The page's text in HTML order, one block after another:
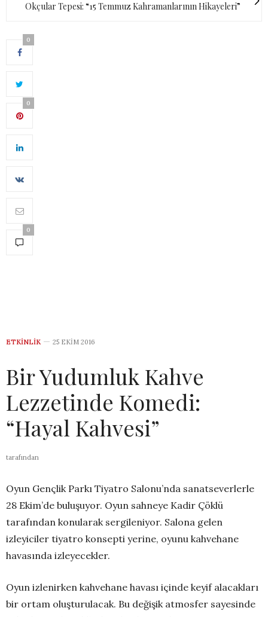
Okçular Tepesi: “15 Temmuz Kahramanlarının Hikayeleri”
0
0
0
ETKINLIK 25 EKIM 2016
Bir Yudumluk Kahve
Lezzetinde Komedi:
“Hayal Kahvesi”
tarafından
Oyun Gençlik Parkı Tiyatro Salonu’nda sanatseverlerle
28 Ekim’de buluşuyor. Oyun sahneye Kadir Çöklü
tarafından konularak sergileniyor. Salona gelen
izleyiciler tiyatro konsepti yerine, oyunu kahvehane
havasında izleyecekler.
Oyun izlenirken kahvehane havası içinde keyif alacakları
bir ortam oluşturulacak. Bu değişik atmosfer sayesinde